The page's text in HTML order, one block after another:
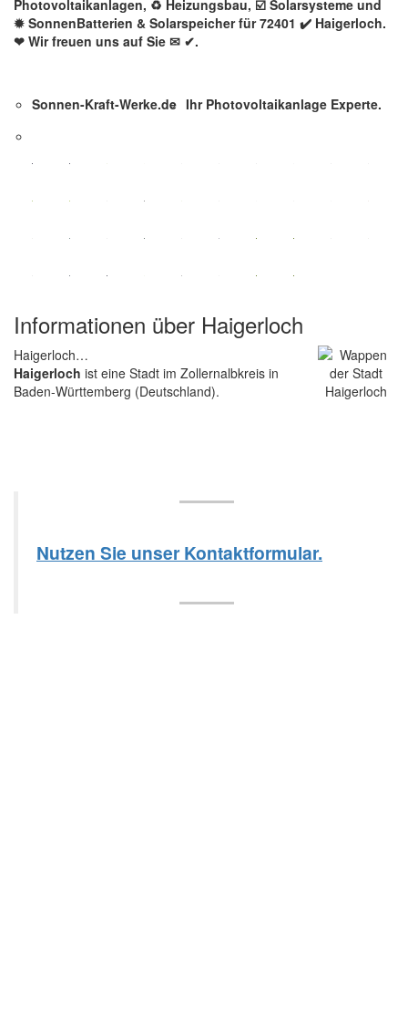
Photovoltaikanlagen, ♻ Heizungsbau, ☑️ Solarsysteme und
✹ SonnenBatterien & Solarspeicher für 72401 ✔️ Haigerloch.
❤ Wir freuen uns auf Sie ✉ ✔.
Sonnen-Kraft-Werke.de Ihr Photovoltaikanlage Experte.
Informationen über Haigerloch
Haigerloch…
Haigerloch ist eine Stadt im Zollernalbkreis in
Baden-Württemberg (Deutschland).
Nutzen Sie unser Kontaktformular.